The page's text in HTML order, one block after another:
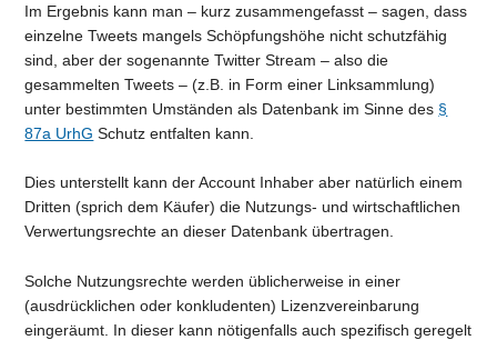
Im Ergebnis kann man – kurz zusammengefasst – sagen, dass
einzelne Tweets mangels Schöpfungshöhe nicht schutzfähig
sind, aber der sogenannte Twitter Stream – also die
gesammelten Tweets – (z.B. in Form einer Linksammlung)
unter bestimmten Umständen als Datenbank im Sinne des §
87a UrhG Schutz entfalten kann.
Dies unterstellt kann der Account Inhaber aber natürlich einem
Dritten (sprich dem Käufer) die Nutzungs- und wirtschaftlichen
Verwertungsrechte an dieser Datenbank übertragen.
Solche Nutzungsrechte werden üblicherweise in einer
(ausdrücklichen oder konkludenten) Lizenzvereinbarung
eingeräumt. In dieser kann nötigenfalls auch spezifisch geregelt